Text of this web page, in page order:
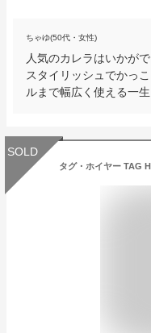
ちゃゆ(50代・女性)
人気のカレラはいかが
スタイリッシュでかっ
ルまで幅広く使える一
SOLD